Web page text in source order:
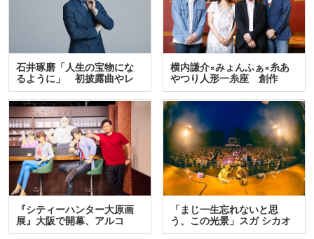
石井琢磨「人生の宝物にな
るように」 初披露曲やレ
ア…
横内謙介×みょんふぁ×糸あ
やつり人形一糸座 創作
人…
『シティーハンター大原画
展』大阪で開幕、アルコ
＆…
「まじ一生忘れないと思
う、この光景」スガ シカオ
と…